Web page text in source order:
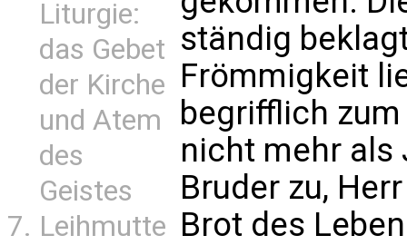
Liturgie:
das Gebet
der Kirche
und Atem
des
Geistes
Leihmutte
ständig
Frömmigkeit
begrifflich
nicht mehr als
Bruder zu,
Brot des